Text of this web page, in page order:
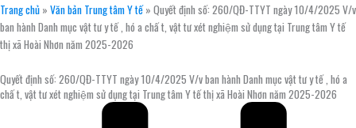
Trang chủ » Văn bản Trung tâm Y tế» Quyết định số: 260/QĐ-TTYT ngày 10/4/2025 V/v
ban hành Danh mục vật tư y tế , hó a chấ t, vật tư xét nghiệm sử dụng tại Trung tâm Y tế
thị xã Hoài Nhơn năm 2025-2026
Quyết định số: 260/QĐ-TTYT ngày 10/4/2025 V/v ban hành Danh mục vật tư y tế , hó a
chấ t, vật tư xét nghiệm sử dụng tại Trung tâm Y tế thị xã Hoài Nhơn năm 2025-2026